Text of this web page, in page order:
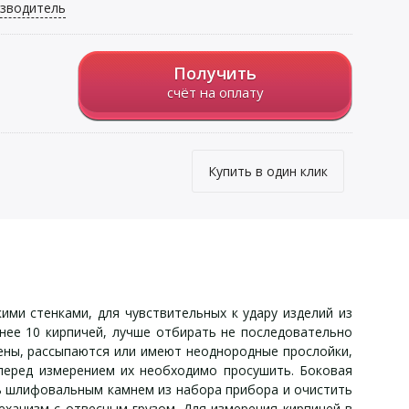
Получить
счёт на оплату
Купить в один клик
стенками, для чувствительных к удару изделий из
10 кирпичей, лучше отбирать не последовательно
рассыпаются или имеют неоднородные прослойки,
измерением их необходимо просушить. Боковая
камнем из набора прибора и очистить